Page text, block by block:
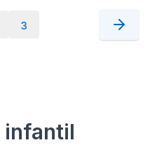
3
infantil